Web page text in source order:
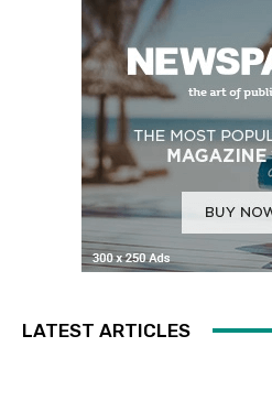
LATEST ARTICLES